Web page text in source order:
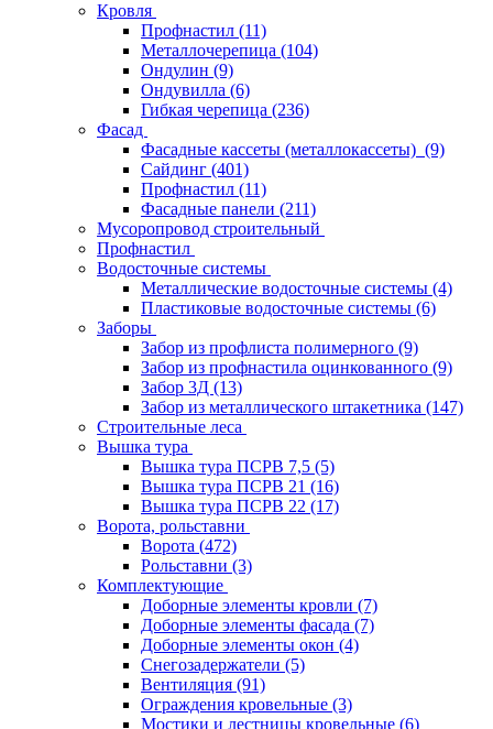
Кровля
Профнастил (11)
Металлочерепица (104)
Ондулин (9)
Ондувилла (6)
Гибкая черепица (236)
Фасад
Фасадные кассеты (металлокассеты) (9)
Сайдинг (401)
Профнастил (11)
Фасадные панели (211)
Мусоропровод строительный
Профнастил
Водосточные системы
Металлические водосточные системы (4)
Пластиковые водосточные системы (6)
Заборы
Забор из профлиста полимерного (9)
Забор из профнастила оцинкованного (9)
Забор 3Д (13)
Забор из металлического штакетника (147)
Строительные леса
Вышка тура
Вышка тура ПСРВ 7,5 (5)
Вышка тура ПСРВ 21 (16)
Вышка тура ПСРВ 22 (17)
Ворота, рольставни
Ворота (472)
Рольставни (3)
Комплектующие
Доборные элементы кровли (7)
Доборные элементы фасада (7)
Доборные элементы окон (4)
Снегозадержатели (5)
Вентиляция (91)
Ограждения кровельные (3)
Мостики и лестницы кровельные (6)